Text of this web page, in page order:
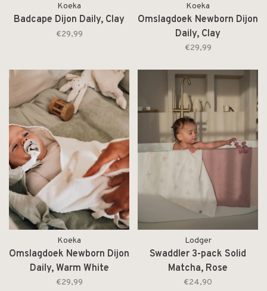
Koeka
Badcape Dijon Daily, Clay
€29,99
Koeka
Omslagdoek Newborn Dijon
Daily, Clay
€29,99
Koeka
Omslagdoek Newborn Dijon
Daily, Warm White
€29,99
Lodger
Swaddler 3-pack Solid
Matcha, Rose
€24,90